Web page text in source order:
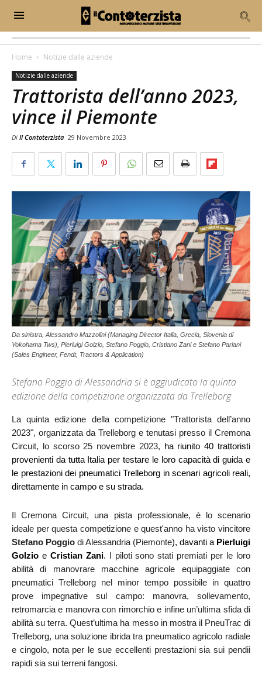
Home Notizie dalle aziende
Notizie dalle aziende
Trattorista dell’anno 2023,
vince il Piemonte
Di Il Contoterzista 29 Novembre 2023
Da sinistra, Alessandro Mazzolini (Managing Director Italia, Grecia, Slovenia di
Yokohama Tws), Pierluigi Golzio, Stefano Poggio, Cristiano Zani e Stefano Pariani
(Sales Engineer, Fendt, Tractors & Application)
Stefano Poggio di Alessandria si è aggiudicato la quinta
edizione della competizione organizzata da Trelleborg
La quinta edizione della competizione "Trattorista dell’anno
2023", organizzata da Trelleborg e tenutasi presso il Cremona
Circuit, lo scorso 25 novembre 2023, ha riunito 40 trattoristi
provenienti da tutta Italia per testare le loro capacità di guida e
le prestazioni dei pneumatici Trelleborg in scenari agricoli reali,
direttamente in campo e su strada.
Il Cremona Circuit, una pista professionale, è lo scenario
ideale per questa competizione e quest'anno ha visto vincitore
Stefano Poggio di Alessandria (Piemonte), davanti a Pierluigi
Golzio e Cristian Zani. I piloti sono stati premiati per le loro
abilità di manovrare macchine agricole equipaggiate con
pneumatici Trelleborg nel minor tempo possibile in quattro
prove impegnative sul campo: manovra, sollevamento,
retromarcia e manovra con rimorchio e infine un’ultima sfida di
abilità su terra. Quest’ultima ha messo in mostra il PneuTrac di
Trelleborg, una soluzione ibrida tra pneumatico agricolo radiale
e cingolo, nota per le sue eccellenti prestazioni sia sui pendii
rapidi sia sui terreni fangosi.